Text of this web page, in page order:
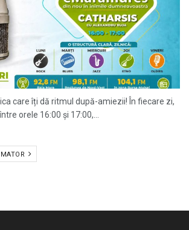
care îți dă ritmul după-amiezii! În fiecare zi,
orele 16:00 și 17:00,...